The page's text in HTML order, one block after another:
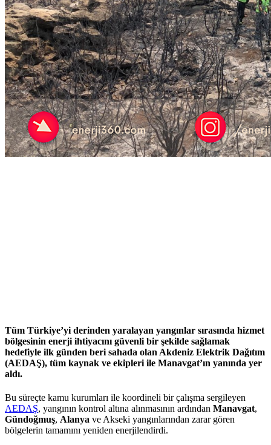
Tüm Türkiye’yi derinden yaralayan yangınlar sırasında hizmet
bölgesinin enerji ihtiyacını güvenli bir şekilde sağlamak
hedefiyle ilk günden beri sahada olan Akdeniz Elektrik Dağıtım
(AEDAŞ), tüm kaynak ve ekipleri ile Manavgat’ın yanında yer
aldı.
Bu süreçte kamu kurumları ile koordineli bir çalışma sergileyen
AEDAŞ, yangının kontrol altına alınmasının ardından Manavgat,
Gündoğmuş, Alanya ve Akseki yangınlarından zarar gören
bölgelerin tamamını yeniden enerjilendirdi.